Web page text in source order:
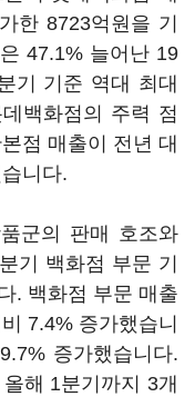
한 8723억원을 기
47.1% 늘어난 19
기 기준 역대 최대
백화점의 주력 점
점 매출이 전년 대
니다.
군의 판매 호조와
기 백화점 부문 기
. 백화점 부문 매출
7.4% 증가했습니
증가했습니다.
해 1분기까지 3개